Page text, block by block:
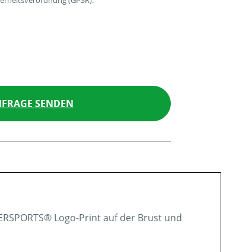
SENDEN
Logo-Print auf der Brust und